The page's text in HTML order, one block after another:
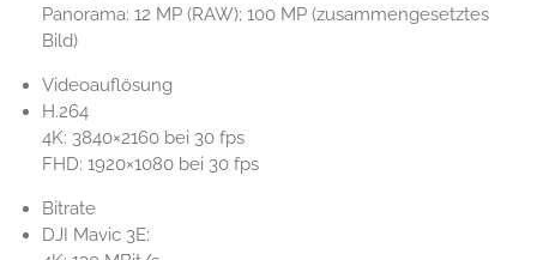
Panorama: 12 MP (RAW); 100 MP (zusammengesetztes
Bild)
Videoauflösung
H.264
4K: 3840×2160 bei 30 fps
FHD: 1920×1080 bei 30 fps
Bitrate
DJI Mavic 3E: